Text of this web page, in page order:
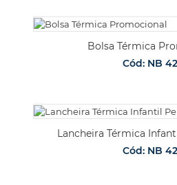
Bolsa Térmica
Cód: NB
Lancheira Térmica
Cód: NB